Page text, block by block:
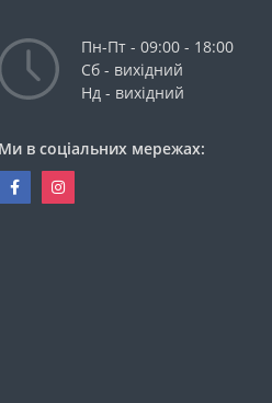
Пн-Пт - 09:00 - 18:00
Сб - вихідний
Нд - вихідний
Ми в соціальних мережах: